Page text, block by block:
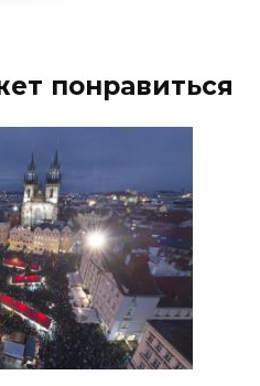
понравиться